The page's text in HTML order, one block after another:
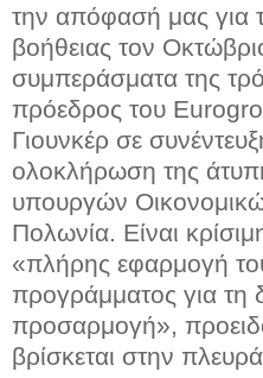
την απόφασή μας για
βοήθειας τον
συμπεράσματα της
πρόεδρος του
Γιουνκέρ σε
ολοκλήρωση της
υπουργών
Πολωνία. Είναι
«πλήρης εφαρμογή
προγράμματος για τη
προσαρμογή»,
βρίσκεται στην